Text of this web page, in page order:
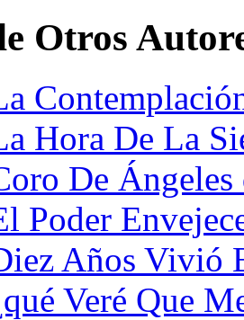
Otros
Hora De La
De
Poder
Años Vivió
Veré Que